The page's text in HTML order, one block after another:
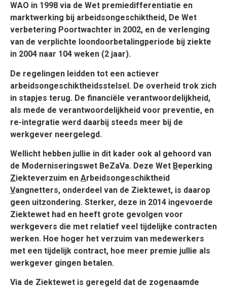
WAO in 1998 via de Wet premiedifferentiatie en
marktwerking bij arbeidsongeschiktheid, De Wet
verbetering Poortwachter in 2002, en de verlenging
van de verplichte loondoorbetalingperiode bij ziekte
in 2004 naar 104 weken (2 jaar).
De regelingen leidden tot een actiever
arbeidsongeschiktheidsstelsel. De overheid trok zich
in stapjes terug. De financiële verantwoordelijkheid,
als mede de verantwoordelijkheid voor preventie, en
re-integratie werd daarbij steeds meer bij de
werkgever neergelegd.
Wellicht hebben jullie in dit kader ook al gehoord van
de Moderniseringswet BeZaVa. Deze Wet Beperking
Ziekteverzuim en Arbeidsongeschiktheid
Vangnetters, onderdeel van de Ziektewet, is daarop
geen uitzondering. Sterker, deze in 2014 ingevoerde
Ziektewet had en heeft grote gevolgen voor
werkgevers die met relatief veel tijdelijke contracten
werken. Hoe hoger het verzuim van medewerkers
met een tijdelijk contract, hoe meer premie jullie als
werkgever gingen betalen.
Via de Ziektewet is geregeld dat de zogenaamde